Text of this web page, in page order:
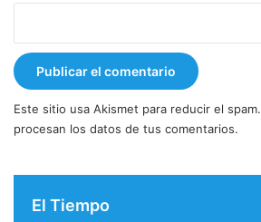
Este sitio usa Akismet para reducir el spam.
procesan los datos de tus comentarios.
El Tiempo